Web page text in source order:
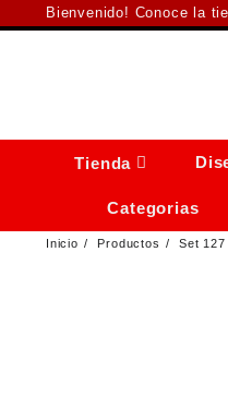
al
Bienvenido! Conoce la
Tienda
Categorias
Inicio Productos Set